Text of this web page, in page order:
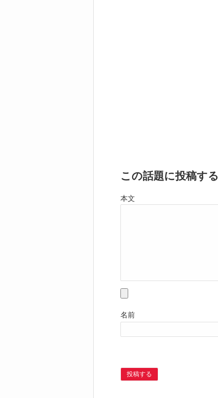
この話題に投稿する
本文
名前
投稿する